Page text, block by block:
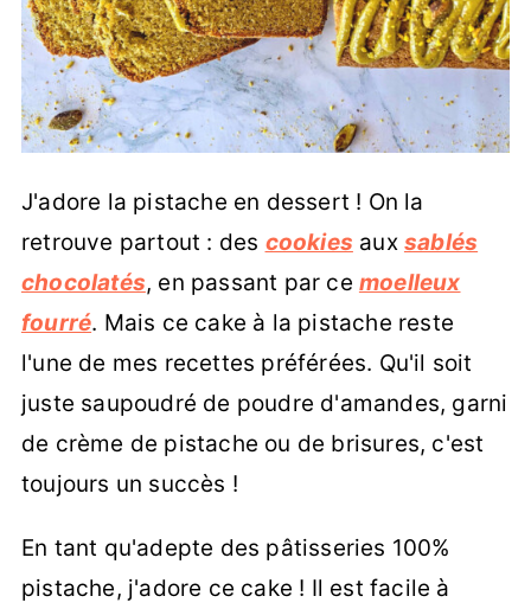
J'adore la pistache en dessert ! On la
retrouve partout : des cookies aux sablés
chocolatés, en passant par ce moelleux
fourré. Mais ce cake à la pistache reste
l'une de mes recettes préférées. Qu'il soit
juste saupoudré de poudre d'amandes, garni
de crème de pistache ou de brisures, c'est
toujours un succès !
En tant qu'adepte des pâtisseries 100%
pistache, j'adore ce cake ! Il est facile à